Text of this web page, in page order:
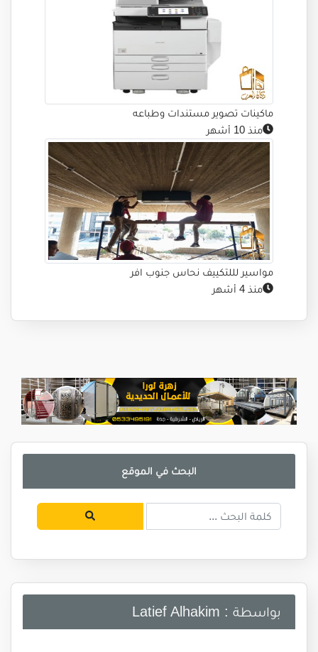
ماكينات تصوير مستندات وطباعه
منذ 10 أشهر
مواسير لللتكييف نحاس جنوب افر
منذ 4 أشهر
البحث في الموقع
بواسطة : Latief Alhakim